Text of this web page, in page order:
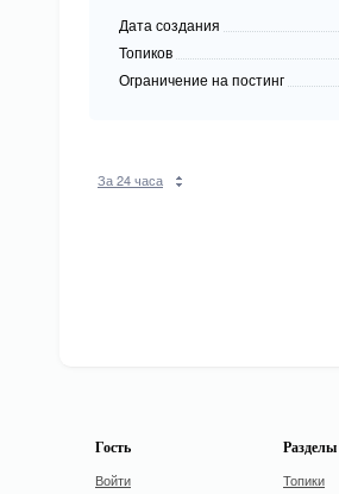
Дата создания
Топиков
Ограничение на постинг
За 24 часа
Гость
Войти
Разделы
Топики